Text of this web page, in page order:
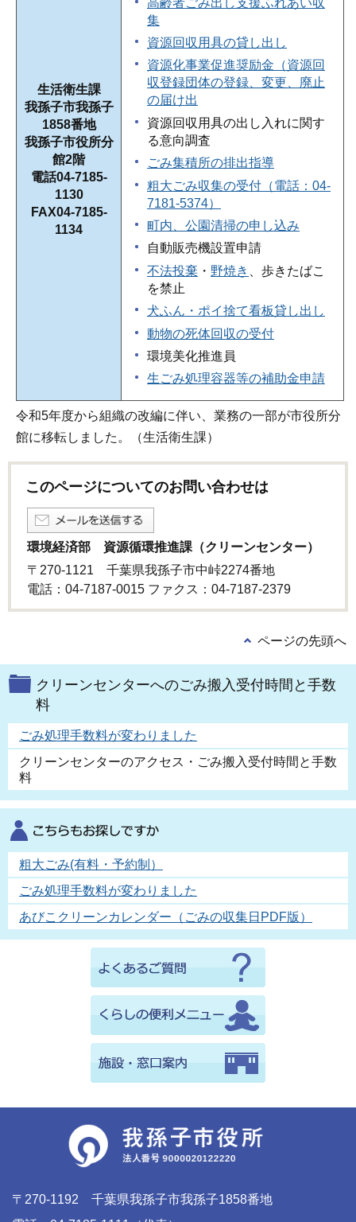
生活衛生課
我孫子市我孫子
1858番地
我孫子市役所分
館2階
電話04-7185-
1130
FAX04-7185-
1134
集
資源回収用具の貸し出し
資源化事業促進奨励金（資源回
収登録団体の登録、変更、廃止
の届け出
資源回収用具の出し入れに関す
る意向調査
ごみ集積所の排出指導
粗大ごみ収集の受付（電話：04-
7181-5374）
町内、公園清掃の申し込み
自動販売機設置申請
不法投棄 ・ 野焼き
、歩きたばこ
を禁止
犬ふん・ポイ捨て看板貸し出し
動物の死体回収の受付
環境美化推進員
生ごみ処理容器等の補助金申請
令和5年度から組織の改編に伴い、業務の一部が市役所分
館に移転しました。（生活衛生課）
このページについてのお問い合わせは
環境経済部 資源循環推進課（クリーンセンター）
〒270-1121 千葉県我孫子市中峠2274番地
電話：04-7187-0015 ファクス：04-7187-2379
ページの先頭へ
クリーンセンターへのごみ搬入受付時間と手数
料
ごみ処理手数料が変わりました
クリーンセンターのアクセス・ごみ搬入受付時間と手数
料
粗大ごみ(有料・予約制）
ごみ処理手数料が変わりました
あびこクリーンカレンダー（ごみの収集日PDF版）
〒270-1192 千葉県我孫子市我孫子1858番地